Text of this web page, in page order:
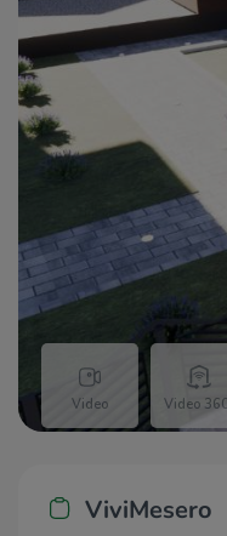
Video Video
ViviMesero